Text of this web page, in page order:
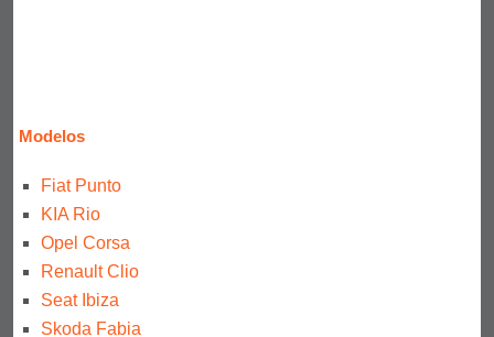
Modelos
Fiat Punto
KIA Rio
Opel Corsa
Renault Clio
Seat Ibiza
Skoda Fabia